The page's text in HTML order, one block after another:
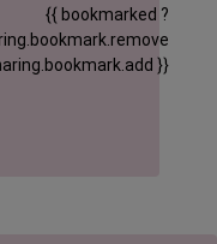
{{ bookmarked ?
}}